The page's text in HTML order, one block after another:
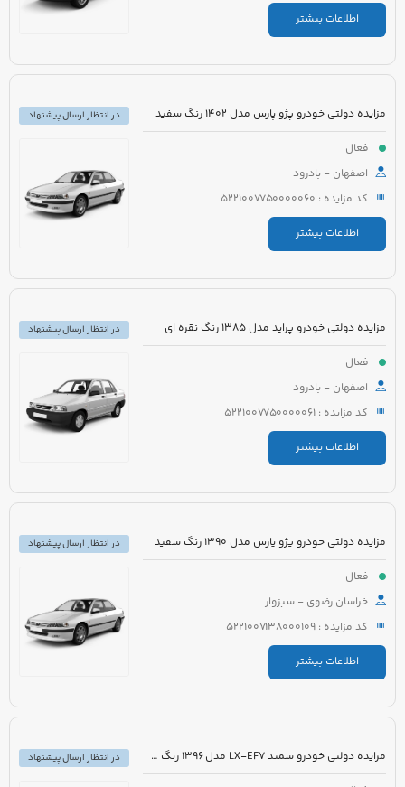
اطلاعات بیشتر
مزایده دولتی خودرو پژو پارس مدل 1402 رنگ سفید
فعال
اصفهان - بادرود
کد مزایده : 5221007750000060
اطلاعات بیشتر
در انتظار ارسال پیشنهاد
مزایده دولتی خودرو پراید مدل 1385 رنگ نقره ای
فعال
اصفهان - بادرود
کد مزایده : 5221007750000061
اطلاعات بیشتر
در انتظار ارسال پیشنهاد
مزایده دولتی خودرو پژو پارس مدل 1390 رنگ سفید
فعال
خراسان رضوی - سبزوار
کد مزایده : 5221007138000109
اطلاعات بیشتر
در انتظار ارسال پیشنهاد
مزایده دولتی خودرو سمند LX-EF7 مدل 1396 رنگ سفید
در انتظار ارسال پیشنهاد